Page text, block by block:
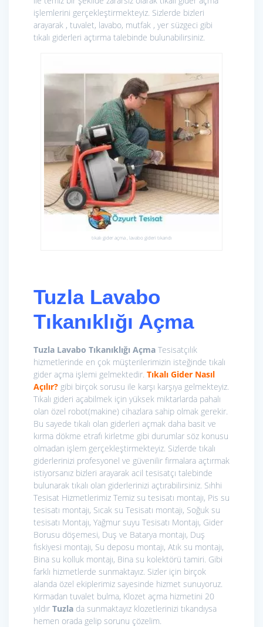
işlemlerini gerçekleştirmekteyiz. Sizlerde bizleri
arayarak , tuvalet, lavabo, mutfak , yer süzgeci gibi
tıkalı giderleri açtırma talebinde bulunabilirsiniz.
tıkalı gider açma , lavabo gideri tıkandı
Tuzla Lavabo
Tıkanıklığı Açma
Tuzla Lavabo Tıkanıklığı Açma Tesisatçılık
hizmetlerinde en çok müşterilerimizin isteğinde tıkalı
gider açma işlemi gelmektedir. Tıkalı Gider Nasıl
Açılır? gibi birçok sorusu ile karşı karşıya gelmekteyiz.
Tıkalı gideri açabilmek için yüksek miktarlarda pahalı
olan özel robot(makine) cihazlara sahip olmak gerekir.
Bu sayede tıkalı olan giderleri açmak daha basit ve
kırma dökme etrafı kirletme gibi durumlar söz konusu
olmadan işlem gerçekleştirmekteyiz. Sizlerde tıkalı
giderlerinizi profesyonel ve güvenilir firmalara açtırmak
istiyorsanız bizleri arayarak acil tesisatçı talebinde
bulunarak tıkalı olan giderlerinizi açtırabilirsiniz. Sıhhi
Tesisat Hizmetlerimiz Temiz su tesisatı montajı, Pis su
tesisatı montajı, Sıcak su Tesisatı montajı, Soğuk su
tesisatı Montajı, Yağmur suyu Tesisatı Montajı, Gider
Borusu döşemesi, Duş ve Batarya montajı, Duş
fıskiyesi montajı, Su deposu montajı, Atık su montajı,
Bina su kolluk montajı, Bina su kolektörü tamiri. Gibi
farklı hizmetlerde sunmaktayız. Sizler için birçok
alanda özel ekiplerimiz sayesinde hizmet sunuyoruz.
Kırmadan tuvalet bulma, Klozet açma hizmetini 20
yıldır Tuzla da sunmaktayız klozetlerinizi tıkandıysa
hemen orada gelip sorunu çözelim.